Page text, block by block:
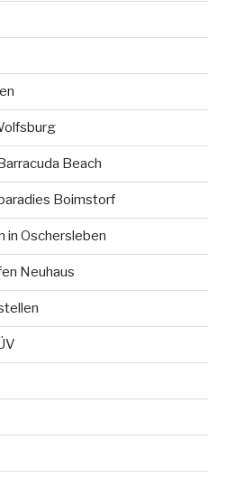
Beach
Boimstorf
in Oschersleben
Neuhaus